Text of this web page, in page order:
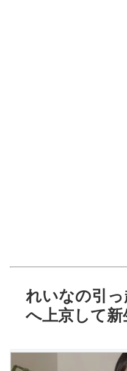
れいなの引
へ上京して新